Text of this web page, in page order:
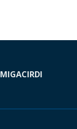
MIGACIRDI